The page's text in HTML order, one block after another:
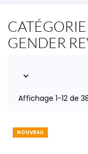
GENDER

Affichage 1-12 de
NOUVEAU